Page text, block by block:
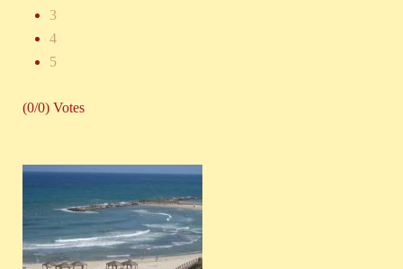
3
4
5
(0/0) Votes